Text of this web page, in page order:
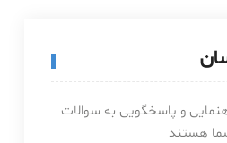
و پاسخگویی به سوالات
هستند